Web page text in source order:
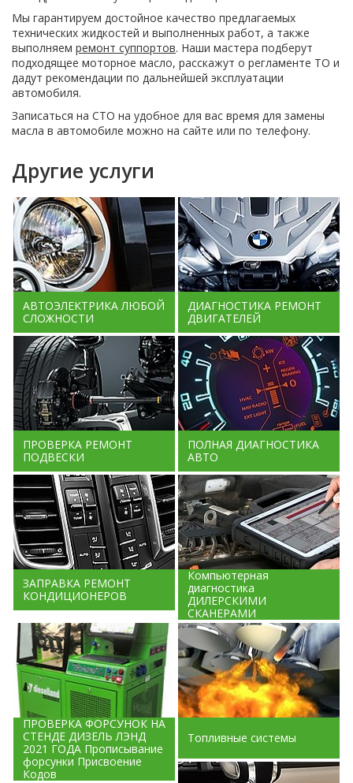
Мы гарантируем достойное качество предлагаемых
технических жидкостей и выполненных работ, а также
выполняем ремонт суппортов. Наши мастера подберут
подходящее моторное масло, расскажут о регламенте ТО и
дадут рекомендации по дальнейшей эксплуатации
автомобиля.
Записаться на СТО на удобное для вас время для замены
масла в автомобиле можно на сайте или по телефону.
Другие услуги
АВТОЭЛЕКТРИКА ЛЮБОЙ
СЛОЖНОСТИ
ДИАГНОСТИКА РЕМОНТ
ДВИГАТЕЛЕЙ
ПРОВЕРКА РЕМОНТ
ПОДВЕСКИ
ПОЛНАЯ ДИАГНОСТИКА
АВТО
ЗАПРАВКА РЕМОНТ
КОНДИЦИОНЕРОВ
Компьютерная
диагностика
ДИЛЕРСКИМИ
СКАНЕРАМИ
ПРОВЕРКА ФОРСУНОК НА
СТЕНДЕ ДИЗЕЛЬ ЛЭНД
2021 ГОДА Прописывание
форсунки Присвоение
Кодов
Топливные системы